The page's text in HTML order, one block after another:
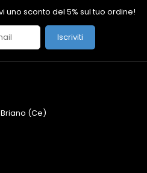
uno sconto del 5% sul tuo ordine!
Iscriviti
(Ce)